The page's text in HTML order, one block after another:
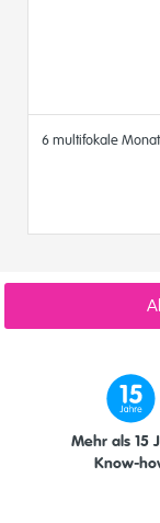
6 multifokale
Mehr als 15
Know-